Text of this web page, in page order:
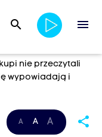
search menu
nie przeczytali
wypowiadają i
A A A share